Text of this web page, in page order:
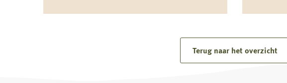
staat
het
over
Provincie
Terug naar het overzicht